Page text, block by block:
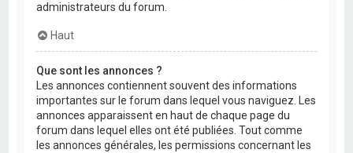
administrateurs du forum.
Haut
Que sont les annonces ?
Les annonces contiennent souvent des informations
importantes sur le forum dans lequel vous naviguez. Les
annonces apparaissent en haut de chaque page du
forum dans lequel elles ont été publiées. Tout comme
les annonces générales, les permissions concernant les